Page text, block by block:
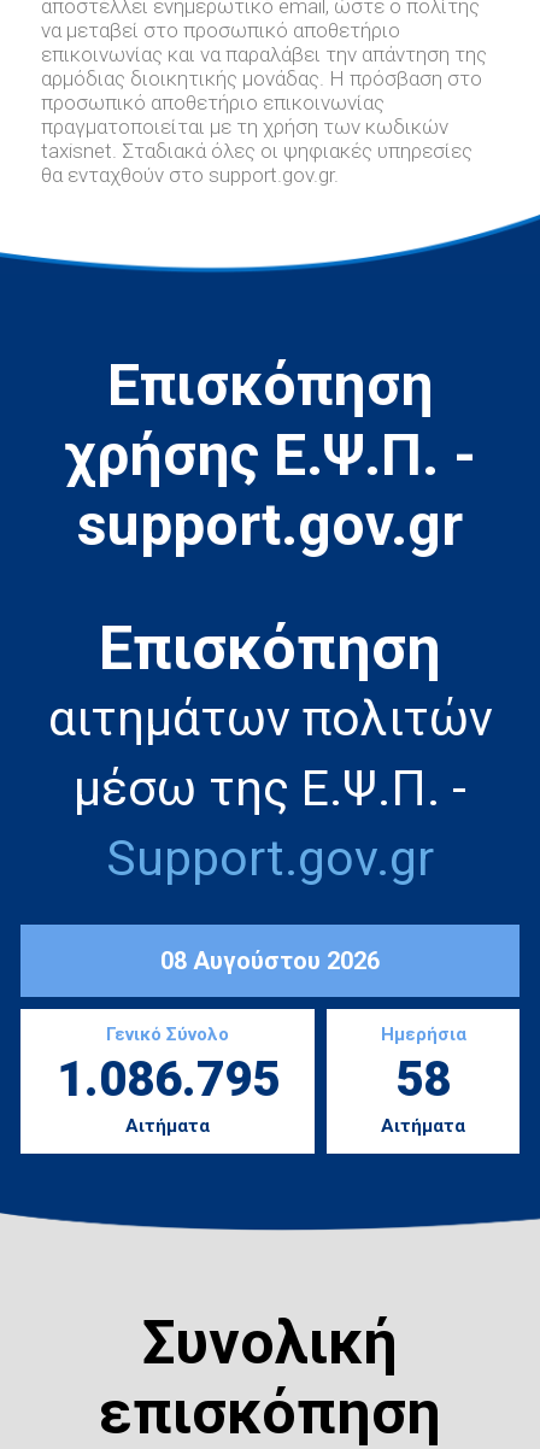
αποστέλλει ενημερωτικό email, ώστε ο πολίτης
να μεταβεί στο προσωπικό αποθετήριο
επικοινωνίας και να παραλάβει την απάντηση της
αρμόδιας διοικητικής μονάδας. Η πρόσβαση στο
προσωπικό αποθετήριο επικοινωνίας
πραγματοποιείται με τη χρήση των κωδικών
taxisnet. Σταδιακά όλες οι ψηφιακές υπηρεσίες
θα ενταχθούν στο support.gov.gr.
Επισκόπηση
χρήσης Ε.Ψ.Π. -
support.gov.gr
Eπισκόπηση
αιτημάτων πολιτών
μέσω της Ε.Ψ.Π. -
Support.gov.gr
08 Αυγούστου 2026
Γενικό Σύνολο
1.086.795
Αιτήματα
Ημερήσια
58
Αιτήματα
Συνολική
επισκόπηση